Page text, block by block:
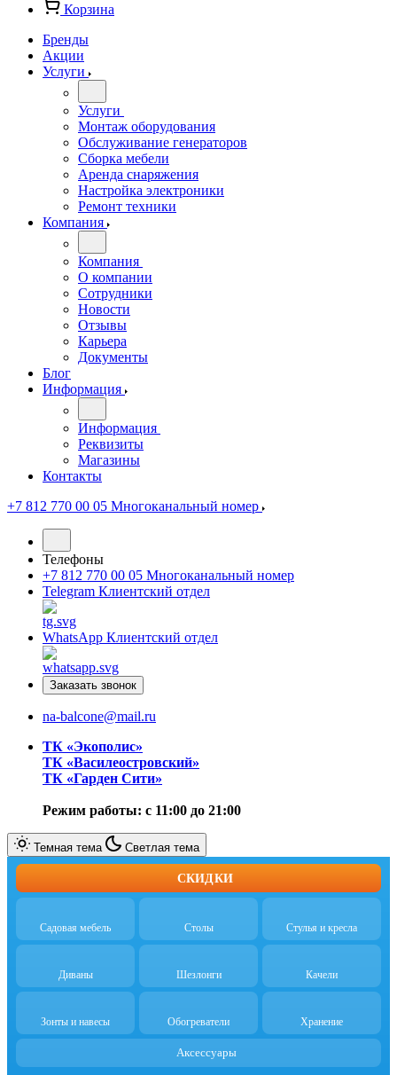
Корзина
Бренды
Акции
Услуги
Услуги
Монтаж оборудования
Обслуживание генераторов
Сборка мебели
Аренда снаряжения
Настройка электроники
Ремонт техники
Компания
Компания
О компании
Сотрудники
Новости
Отзывы
Карьера
Документы
Блог
Информация
Информация
Реквизиты
Магазины
Контакты
+7 812 770 00 05 Многоканальный номер
Телефоны
+7 812 770 00 05 Многоканальный номер
Telegram Клиентский отдел
WhatsApp Клиентский отдел
Заказать звонок
na-balcone@mail.ru
ТК «Экополис»
ТК «Василеостровский»
ТК «Гарден Сити»
Режим работы: с 11:00 до 21:00
Темная тема Светлая тема
СКИДКИ
Садовая мебель Столы Стулья и кресла
Диваны Шезлонги Качели
Зонты и навесы Обогреватели Хранение
Аксессуары